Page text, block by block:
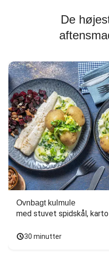
De
Ovnbagt kulmule
med stuvet spidskål,
30 minutter